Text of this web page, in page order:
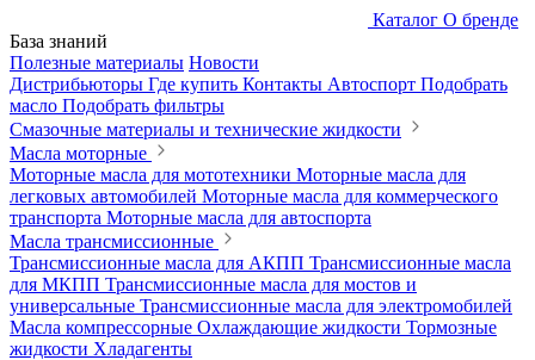
Каталог О бренде
База знаний
Полезные материалы Новости
Дистрибьюторы Где купить Контакты Автоспорт Подобрать
масло Подобрать фильтры
Смазочные материалы и технические жидкости
Масла моторные
Моторные масла для мототехники Моторные масла для
легковых автомобилей Моторные масла для коммерческого
транспорта Моторные масла для автоспорта
Масла трансмиссионные
Трансмиссионные масла для АКПП Трансмиссионные масла
для МКПП Трансмиссионные масла для мостов и
универсальные Трансмиссионные масла для электромобилей
Масла компрессорные Охлаждающие жидкости Тормозные
жидкости Хладагенты